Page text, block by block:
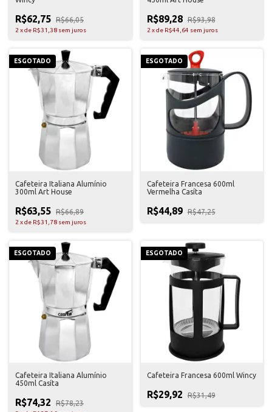
R$62,75 R$66,05
2 xde R$31,38 sem juros
R$89,28 R$93,98
2 xde R$44,64 sem juros
ESGOTADO
Cafeteira Italiana Alumínio
300ml Art House
R$63,55 R$66,89
2 xde R$31,78 sem juros
ESGOTADO
Cafeteira Francesa 600ml
Vermelha Casíta
R$44,89 R$47,25
ESGOTADO
Cafeteira Italiana Alumínio
450ml Casíta
R$74,32 R$78,23
ESGOTADO
Cafeteira Francesa 600ml Wincy
R$29,92 R$31,49